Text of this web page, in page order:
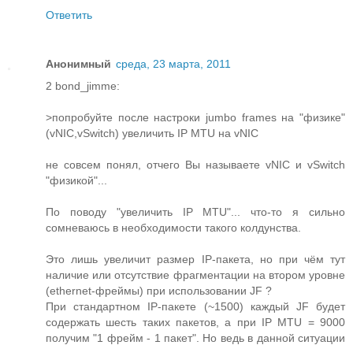
Ответить
Анонимный среда, 23 марта, 2011
2 bond_jimme:
>попробуйте после настроки jumbo frames на "физике"
(vNIC,vSwitch) увеличить IP MTU на vNIC
не совсем понял, отчего Вы называете vNIC и vSwitch
"физикой"...
По поводу "увеличить IP MTU"... что-то я сильно
сомневаюсь в необходимости такого колдунства.
Это лишь увеличит размер IP-пакета, но при чём тут
наличие или отсутствие фрагментации на втором уровне
(ethernet-фреймы) при использовании JF ?
При стандартном IP-пакете (~1500) каждый JF будет
содержать шесть таких пакетов, а при IP MTU = 9000
получим "1 фрейм - 1 пакет". Но ведь в данной ситуации